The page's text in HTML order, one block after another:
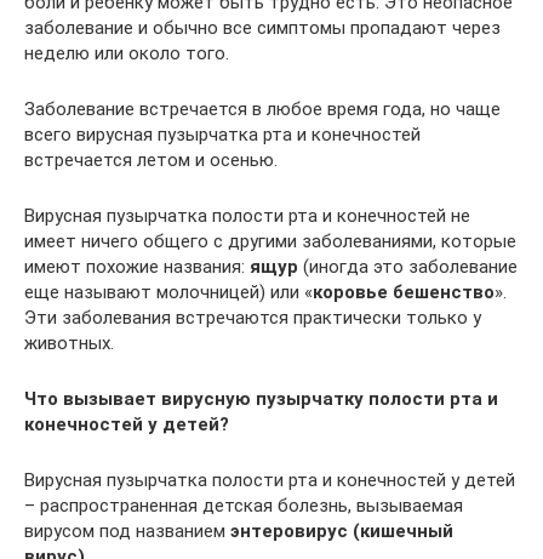
заболевание и обычно все симптомы пропадают через
неделю или около того.
Заболевание встречается в любое время года, но чаще
всего вирусная пузырчатка рта и конечностей
встречается летом и осенью.
Вирусная пузырчатка полости рта и конечностей не
имеет ничего общего с другими заболеваниями, которые
имеют похожие названия: ящур (иногда это заболевание
еще называют молочницей) или «коровье бешенство».
Эти заболевания встречаются практически только у
животных.
Что вызывает вирусную пузырчатку полости рта и
конечностей у детей?
Вирусная пузырчатка полости рта и конечностей у детей
– распространенная детская болезнь, вызываемая
вирусом под названием энтеровирус (кишечный